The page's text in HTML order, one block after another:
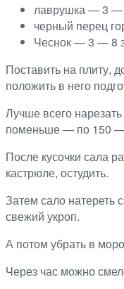
лаврушка — 3 —
черный перец
Чеснок — 3 — 8
Поставить на плиту,
положить в него
Лучше всего
поменьше — по 150
После кусочки сала
кастрюле, остудить.
Затем сало натереть
свежий укроп.
А потом убрать в
Через час можно